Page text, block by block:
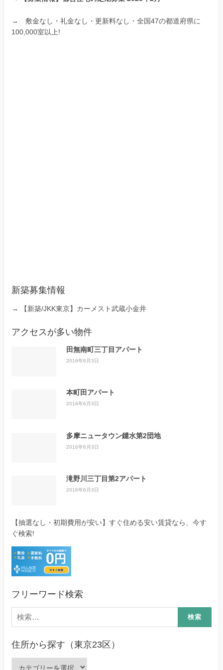
→ 敷金なし・礼金なし・更新料なし・全国47の都道府県に
100,000室以上!
新築募集情報
→ 【新築/JKK東京】カーメスト武蔵小金井
アクセスが多い物件
田無南町三丁目アパート
2016年6月3日
本町田アパート
2016年6月3日
多摩ニュータウン鑓水第2団地
2016年6月3日
滝野川三丁目第2アパート
2016年6月3日
【抽選なし・初期費用が安い】すぐ住める安い賃貸なら、今す
ぐ検索!
フリーワード検索
検
索:
住所から探す（東京23区）